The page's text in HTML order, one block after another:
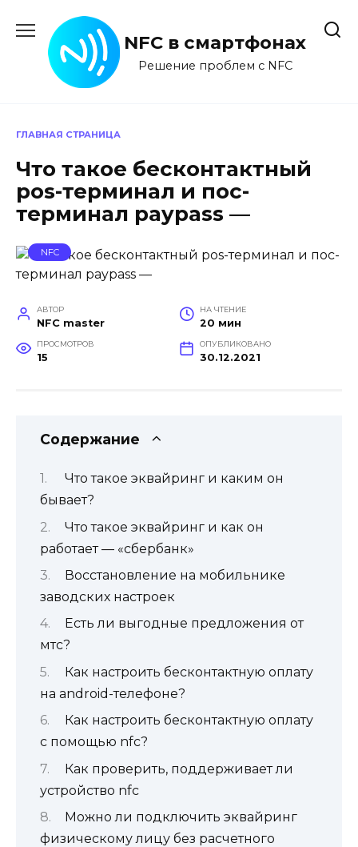
содержанию
NFC в смартфонах
Решение проблем с NFC
ГЛАВНАЯ СТРАНИЦА
Что такое бесконтактный
pos-терминал и пос-
терминал paypass —
NFC
АВТОР
NFC master
НА ЧТЕНИЕ
20 мин
ПРОСМОТРОВ
15
ОПУБЛИКОВАНО
30.12.2021
Содержание
Что такое эквайринг и каким он
бывает?
Что такое эквайринг и как он
работает — «сбербанк»
Восстановление на мобильнике
заводских настроек
Есть ли выгодные предложения от
мтс?
Как настроить бесконтактную оплату
на android-телефоне?
Как настроить бесконтактную оплату
с помощью nfc?
Как проверить, поддерживает ли
устройство nfc
Можно ли подключить эквайринг
физическому лицу без расчетного